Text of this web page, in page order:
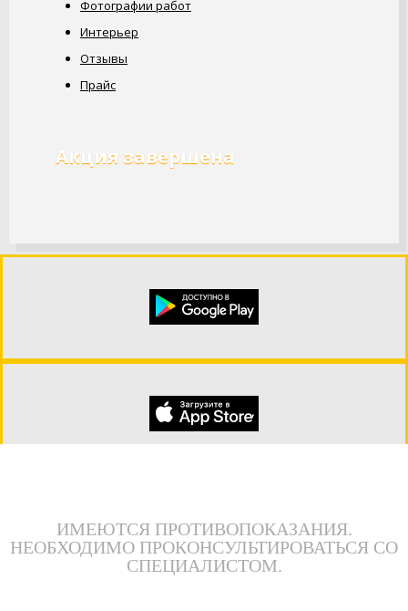
Фотографии работ
Интерьер
Отзывы
Прайс
Акция завершена
ИМЕЮТСЯ ПРОТИВОПОКАЗАНИЯ.
НЕОБХОДИМО ПРОКОНСУЛЬТИРОВАТЬСЯ СО
СПЕЦИАЛИСТОМ.